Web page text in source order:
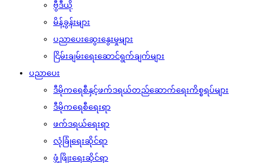
ဗွီဒီယို
မိန့်ခွန်းများ
ပညာပေးဆွေးနွေးမှုများ
ငြိမ်းချမ်းရေးဆောင်ရွက်ချက်များ
ပညာပေး
ဒီမိုကရေစီနှင့်ဖက်ဒရယ်တည်ဆောက်‌ရေးကိစ္စရပ်များ
ဒီမိုကရေစီရေးရာ
ဖက်ဒရယ်ရေးရာ
လုံခြုံရေးဆိုင်ရာ
ဖွံ့ဖြိုးရေးဆိုင်ရာ